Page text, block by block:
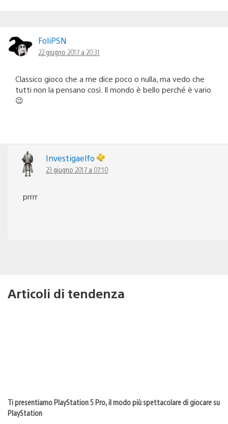
FoliPSN
22 giugno 2017 a 20:31
Classico gioco che a me dice poco o nulla, ma vedo che
tutti non la pensano così. Il mondo è bello perché è vario
😉
Investigaelfo
23 giugno 2017 a 07:10
prrrr
Articoli di tendenza
Ti presentiamo PlayStation 5 Pro, il modo più spettacolare di giocare su
PlayStation